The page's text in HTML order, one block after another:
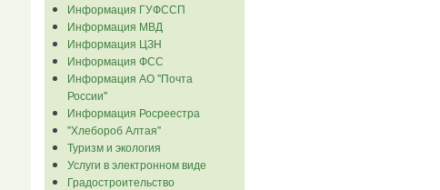
Информация ГУФССП
Информация МВД
Информация ЦЗН
Информация ФСС
Информация АО "Почта
России"
Информация Росреестра
"Хлебороб Алтая"
Туризм и экология
Услуги в электронном виде
Градостроительство